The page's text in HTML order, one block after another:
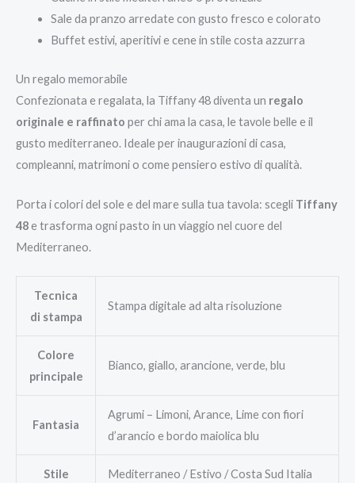
Sale da pranzo arredate con gusto fresco e colorato
Buffet estivi, aperitivi e cene in stile costa azzurra
Un regalo memorabile
Confezionata e regalata, la Tiffany 48 diventa un regalo
originale e raffinato per chi ama la casa, le tavole belle e il
gusto mediterraneo. Ideale per inaugurazioni di casa,
compleanni, matrimoni o come pensiero estivo di qualità.
Porta i colori del sole e del mare sulla tua tavola: scegli Tiffany
48e trasforma ogni pasto in un viaggio nel cuore del
Mediterraneo.
Tecnica
di stampa
Stampa digitale ad alta risoluzione
Colore
principale
Bianco, giallo, arancione, verde, blu
Fantasia
Agrumi – Limoni, Arance, Lime con fiori
d’arancio e bordo maiolica blu
Stile Mediterraneo / Estivo / Costa Sud Italia